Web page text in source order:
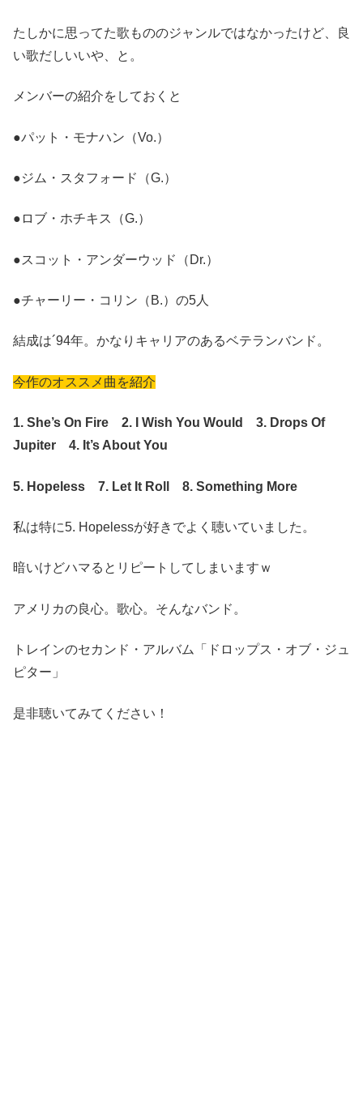
たしかに思ってた歌もののジャンルではなかったけど、良
い歌だしいいや、と。
メンバーの紹介をしておくと
●パット・モナハン（Vo.）
●ジム・スタフォード（G.）
●ロブ・ホチキス（G.）
●スコット・アンダーウッド（Dr.）
●チャーリー・コリン（B.）の5人
結成は´94年。かなりキャリアのあるベテランバンド。
今作のオススメ曲を紹介
1. She’s On Fire 2. I Wish You Would 3. Drops Of
Jupiter 4. It’s About You
5. Hopeless 7. Let It Roll 8. Something More
私は特に5. Hopelessが好きでよく聴いていました。
暗いけどハマるとリピートしてしまいますｗ
アメリカの良心。歌心。そんなバンド。
トレインのセカンド・アルバム「ドロップス・オブ・ジュ
ピター」
是非聴いてみてください！